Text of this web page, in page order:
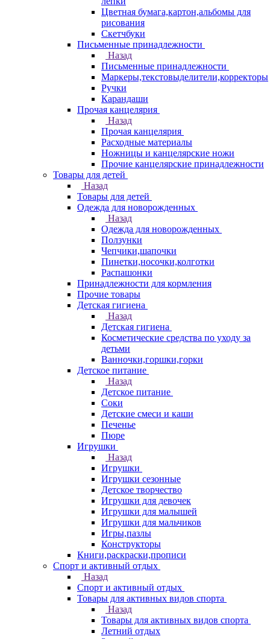
Цветная бумага,картон,альбомы для
рисования
Скетчбуки
Письменные принадлежности
Назад
Письменные принадлежности
Маркеры,текстовыделители,корректоры
Ручки
Карандаши
Прочая канцелярия
Назад
Прочая канцелярия
Расходные материалы
Ножницы и канцелярские ножи
Прочие канцелярские принадлежности
Товары для детей
Назад
Товары для детей
Одежда для новорожденных
Назад
Одежда для новорожденных
Ползунки
Чепчики,шапочки
Пинетки,носочки,колготки
Распашонки
Принадлежности для кормления
Прочие товары
Детская гигиена
Назад
Детская гигиена
Косметические средства по уходу за
детьми
Ванночки,горшки,горки
Детское питание
Назад
Детское питание
Соки
Детские смеси и каши
Печенье
Пюре
Игрушки
Назад
Игрушки
Игрушки сезонные
Детское творчество
Игрушки для девочек
Игрушки для малышей
Игрушки для мальчиков
Игры,пазлы
Конструкторы
Книги,раскраски,прописи
Спорт и активный отдых
Назад
Спорт и активный отдых
Товары для активных видов спорта
Назад
Товары для активных видов спорта
Летний отдых